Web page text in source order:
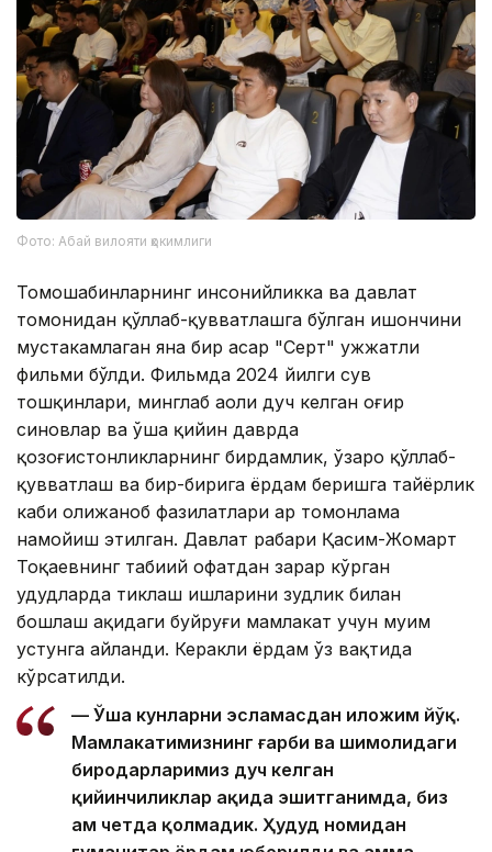
Фото: Абай вилояти ҳокимлиги
Томошабинларнинг инсонийликка ва давлат
томонидан қўллаб-қувватлашга бўлган ишончини
мустаҳкамлаган яна бир асар "Серт" ҳужжатли
фильми бўлди. Фильмда 2024 йилги сув
тошқинлари, минглаб аҳоли дуч келган оғир
синовлар ва ўша қийин даврда
қозоғистонликларнинг бирдамлик, ўзаро қўллаб-
қувватлаш ва бир-бирига ёрдам беришга тайёрлик
каби олижаноб фазилатлари ҳар томонлама
намойиш этилган. Давлат раҳбари Қасим-Жомарт
Тоқаевнинг табиий офатдан зарар кўрган
ҳудудларда тиклаш ишларини зудлик билан
бошлаш ҳақидаги буйруғи мамлакат учун муҳим
устунга айланди. Керакли ёрдам ўз вақтида
кўрсатилди.
— Ўша кунларни эсламасдан иложим йўқ.
Мамлакатимизнинг ғарби ва шимолидаги
биродарларимиз дуч келган
қийинчиликлар ҳақида эшитганимда, биз
ҳам четда қолмадик. Ҳудуд номидан